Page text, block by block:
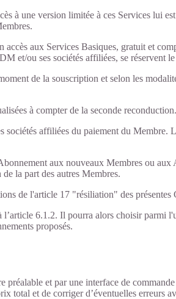
à une version limitée à ces Services lui
aux Services Basiques, gratuit et
et/ou ses sociétés affiliées, se réservent
de la souscription et selon les
à compter de la seconde reconduction.
affiliées du paiement du Membre.
aux nouveaux Membres ou
la part des autres Membres.
de l'article 17 "résiliation" des présentes
6.1.2. Il pourra alors choisir parmi
proposés.
et par une interface de
total et de corriger d’éventuelles erreurs